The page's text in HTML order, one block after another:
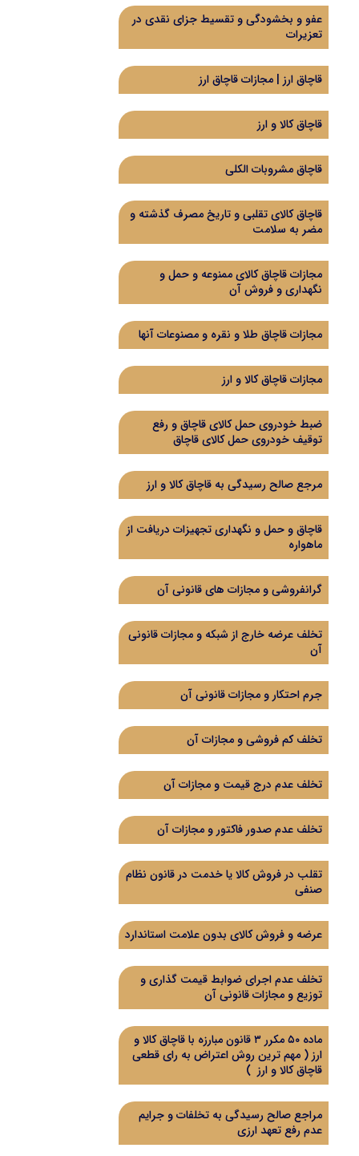
عفو و بخشودگی و تقسیط جزای نقدی در
تعزیرات
قاچاق ارز | مجازات قاچاق ارز
قاچاق کالا و ارز
قاچاق مشروبات الکلی
قاچاق کالای تقلبی و تاریخ مصرف گذشته و
مضر به سلامت
مجازات قاچاق کالای ممنوعه و حمل و
نگهداری و فروش آن
مجازات قاچاق طلا و نقره و مصنوعات آنها
مجازات قاچاق کالا و ارز
ضبط خودروی حمل کالای قاچاق و رفع
توقیف خودروی حمل کالای قاچاق
مرجع صالح رسیدگی به قاچاق کالا و ارز
قاچاق و حمل و نگهداری تجهیزات دریافت از
ماهواره
گرانفروشی و مجازات های قانونی آن
تخلف عرضه خارج از شبکه و مجازات قانونی
آن
جرم احتکار و مجازات قانونی آن
تخلف کم فروشی و مجازات آن
تخلف عدم درج قیمت و مجازات آن
تخلف عدم صدور فاکتور و مجازات آن
تقلب در فروش کالا یا خدمت در قانون نظام
صنفی
عرضه و فروش کالای بدون علامت استاندارد
تخلف عدم اجرای ضوابط قیمت گذاری و
توزیع و مجازات قانونی آن
ماده ۵۰ مکرر ۳ قانون مبارزه با قاچاق کالا و
ارز ( مهم ترین روش اعتراض به رای قطعی
قاچاق کالا و ارز )
مراجع صالح رسیدگی به تخلفات و جرایم
عدم رفع تعهد ارزی